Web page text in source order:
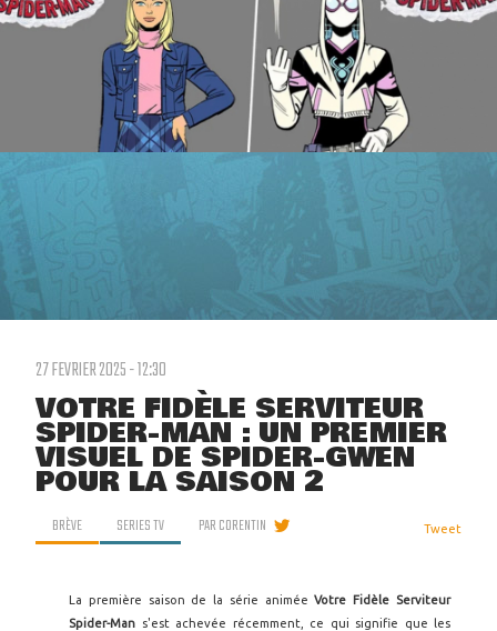
27 FEVRIER 2025 - 12:30
VOTRE FIDÈLE SERVITEUR
SPIDER-MAN : UN PREMIER
VISUEL DE SPIDER-GWEN
POUR LA SAISON 2
BRÈVE SERIES TV PARCORENTIN Tweet
La première saison de la série animéeVotre Fidèle Serviteur
Spider-Man s'est achevée récemment, ce qui signifie que les